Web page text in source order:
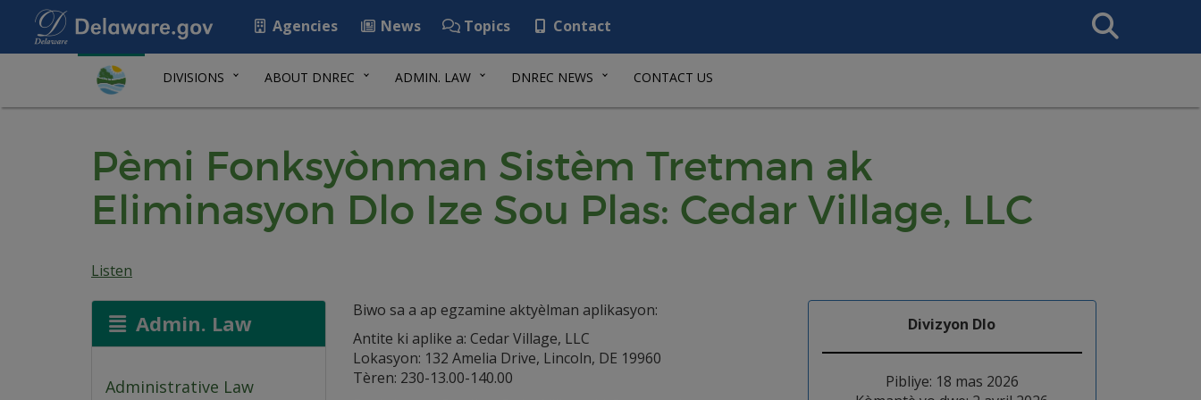
Agencies News Topics Contact
Search
This
DIVISIONS ABOUT DNREC ADMIN. LAW DNREC NEWS CONTACT US
Pèmi Fonksyònman Sistèm Tretman ak
Eliminasyon Dlo Ize Sou Plas: Cedar Village, LLC
Listen
Admin. Law
Administrative Law
Divizyon Dlo
Pibliye: 18 mas 2026
Biwo sa a ap egzamine aktyèlman aplikasyon:
Antite ki aplike a: Cedar Village, LLC
Lokasyon: 132 Amelia Drive, Lincoln, DE 19960
Tèren: 230-13.00-140.00